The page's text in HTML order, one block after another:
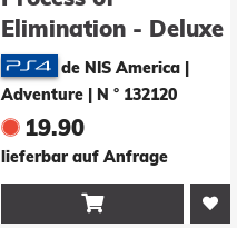
Elimination - Deluxe
Editionde NIS America |
Adventure
N ° 132120
19.90
lieferbar auf Anfrage
